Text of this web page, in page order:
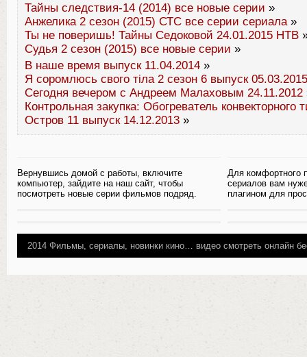
Тайны следствия-14 (2014) все новые серии »
Анжелика 2 сезон (2015) СТС все серии сериала»
Ты не поверишь! Тайны Седоковой 24.01.2015 НТВ
Судья 2 сезон (2015) все новые серии »
В наше время выпуск 11.04.2014 »
Я соромлюсь свого тіла 2 сезон 6 выпуск
Сегодня вечером с Андреем Малаховым 24.11.2012
Контрольная закупка: Обогреватель конвекторного
Остров 11 выпуск 14.12.2013 »
Вернувшись домой с работы, включите
компьютер, зайдите на наш сайт, чтобы
посмотреть новые серии фильмов подряд.
Для комфортного
сериалов вам
плагином для
2014 Фильмы, сериалы, новинки кино… видео смотреть онлайн